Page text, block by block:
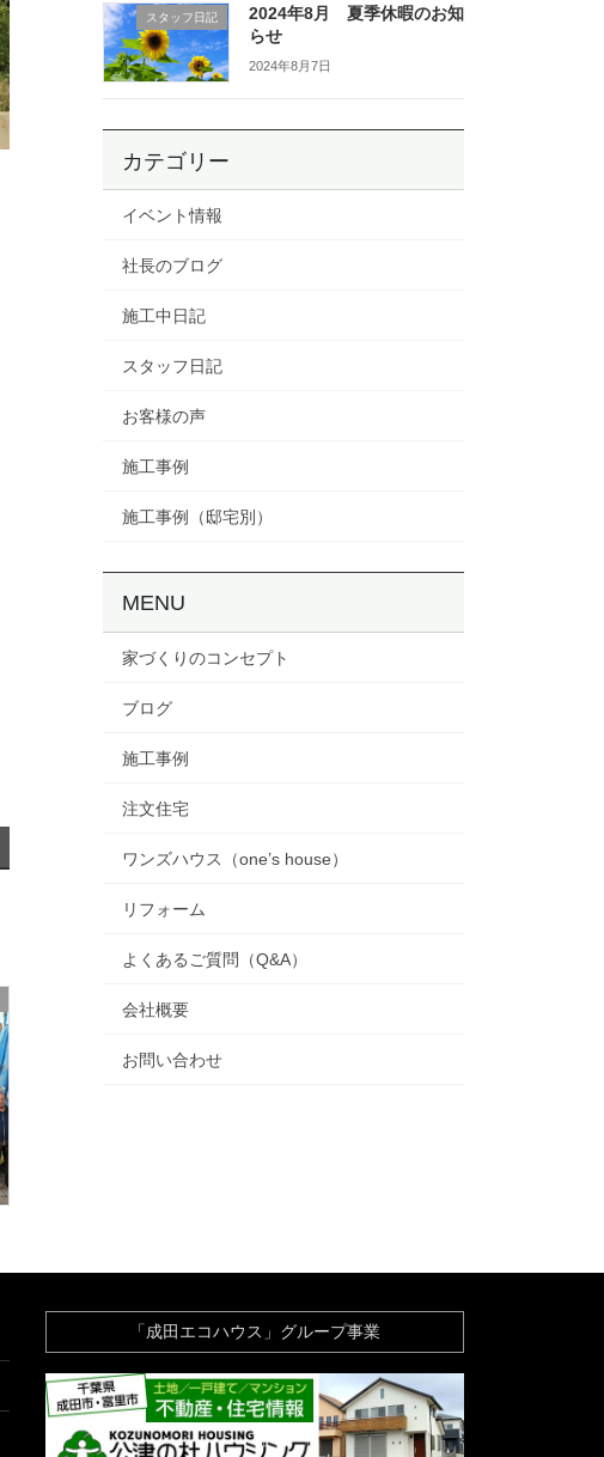
スタッフ日記
2024年8月 夏季休暇のお知
らせ
2024年8月7日
カテゴリー
イベント情報
社長のブログ
施工中日記
スタッフ日記
お客様の声
施工事例
施工事例（邸宅別）
MENU
家づくりのコンセプト
ブログ
施工事例
注文住宅
ワンズハウス（one’s house）
リフォーム
よくあるご質問（Q&A）
会社概要
お問い合わせ
「成田エコハウス」グループ事業